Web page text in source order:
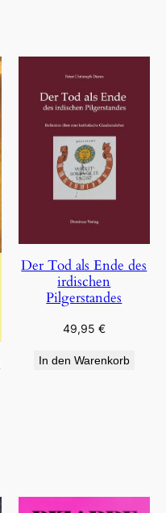
Der Tod als Ende des
irdischen
Pilgerstandes
49,95 €
In den Warenkorb